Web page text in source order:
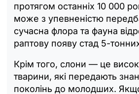
протягом останніх 10 000
може з упевненістю
сучасна флора та фауна
раптову появу стад 5-тонних
Крім того, слони — це
тварини, які передають
поколінь до молодших.